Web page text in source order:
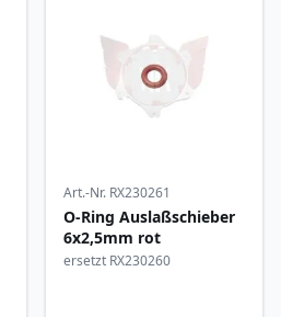
Art.-Nr. RX230261
O-Ring Auslaßschieber
6x2,5mm rot
ersetzt RX230260